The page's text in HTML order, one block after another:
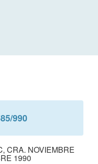
990
CRA. NOVIEMBRE
1990